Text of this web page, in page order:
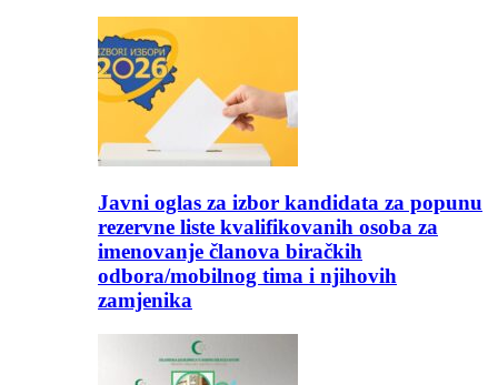
Javni oglas za izbor kandidata za popunu
rezervne liste kvalifikovanih osoba za
imenovanje članova biračkih
odbora/mobilnog tima i njihovih
zamjenika